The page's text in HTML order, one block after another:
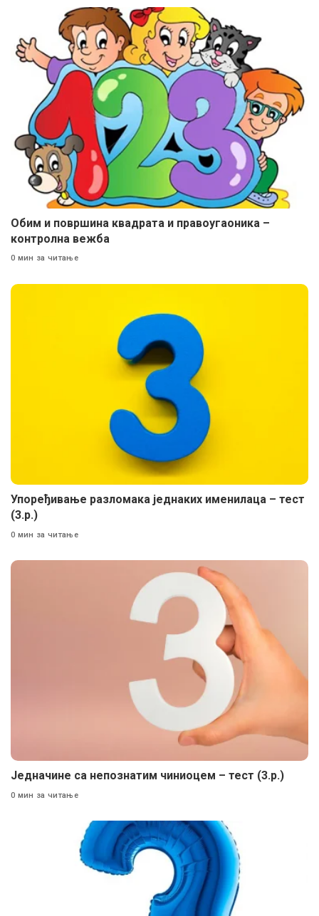
Oбим и површина квадрата и правоугаоника –
контролна вежба
0 мин за читање
Упоређивање разломака једнаких именилаца – тест
(3.р.)
0 мин за читање
Једначине са непознатим чиниоцем – тест (3.р.)
0 мин за читање